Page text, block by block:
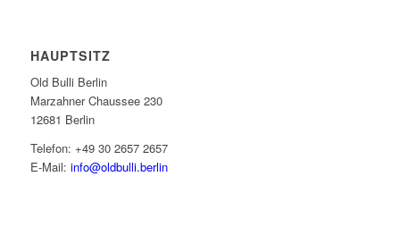
HAUPTSITZ
Old Bulli Berlin
Marzahner Chaussee 230
12681 Berlin
Telefon: +49 30 2657 2657
E-Mail: info@oldbulli.berlin